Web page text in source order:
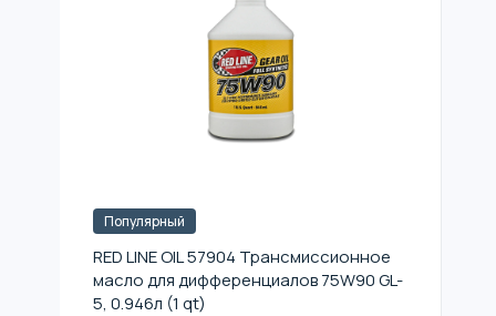
Популярный
RED LINE OIL 57904 Трансмиссионное
масло для дифференциалов 75W90 GL-
5, 0.946л (1 qt)